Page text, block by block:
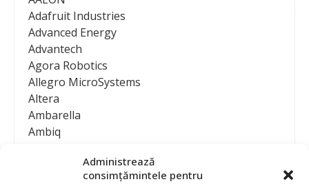
Administrează
consimțămintele pentru
Adafruit Industries
Advanced Energy
Advantech
Agora Robotics
Allegro MicroSystems
Altera
Ambarella
Ambiq